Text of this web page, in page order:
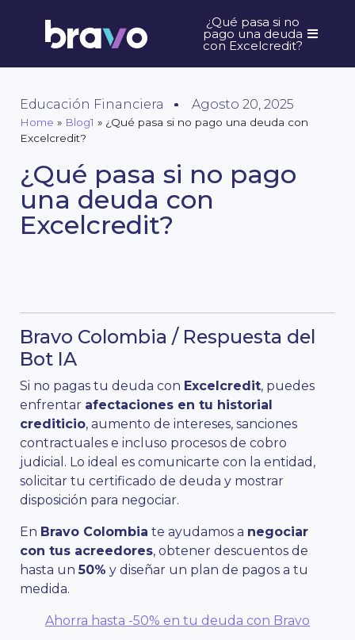
¿Qué pasa si no
pago una deuda
con Excelcredit?
Educación Financiera Agosto 20, 2025
Home » Blog1 » ¿Qué pasa si no pago una deuda con
Excelcredit?
¿Qué pasa si no pago
una deuda con
Excelcredit?
Bravo Colombia / Respuesta del
Bot IA
Si no pagas tu deuda con Excelcredit, puedes
enfrentar afectaciones en tu historial
crediticio, aumento de intereses, sanciones
contractuales e incluso procesos de cobro
judicial. Lo ideal es comunicarte con la entidad,
solicitar tu certificado de deuda y mostrar
disposición para negociar.
En Bravo Colombia te ayudamos a negociar
con tus acreedores, obtener descuentos de
hasta un50% y diseñar un plan de pagos a tu
medida.
Ahorra hasta -50% en tu deuda con Bravo